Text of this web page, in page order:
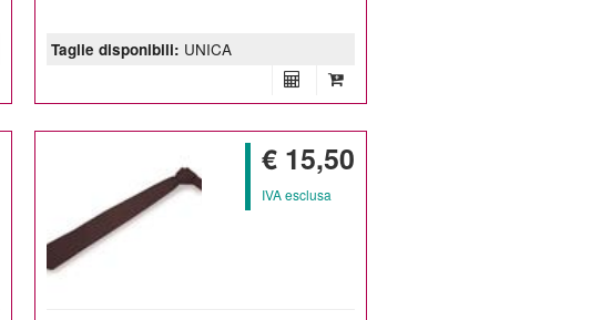
Taglie disponibili: UNICA
€ 15,50
IVA esclusa